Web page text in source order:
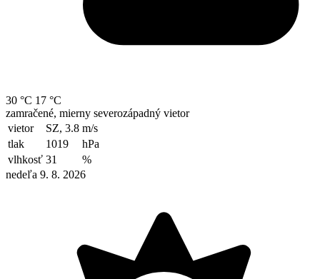
30 °C 17 °C
zamračené, mierny severozápadný vietor
vietor
SZ, 3.8 m/s
tlak
1019
hPa
vlhkosť 31
%
nedeľa 9. 8. 2026